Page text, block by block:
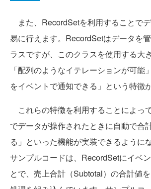
また、RecordSetを利用することで
易に行えます。RecordSetはデータを
ラスですが、このクラスを使用する大
「配列のようなイテレーションが可能
をイベントで通知できる」という特徴
これらの特徴を利用することによっ
でデータが操作されたときに自動で合
る」といった機能が実装できるように
サンプルコードは、RecordSetにイベ
とで、売上合計（Subtotal）の合計値